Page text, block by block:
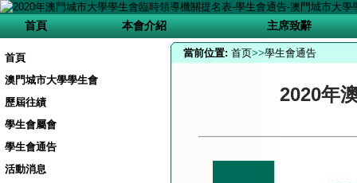
首頁 本會介紹 主席致辭
首頁
澳門城市大學學生會
歷屆往績
學生會屬會
學生會通告
活動消息
當前位置: 首页>>學生會通告
2020年